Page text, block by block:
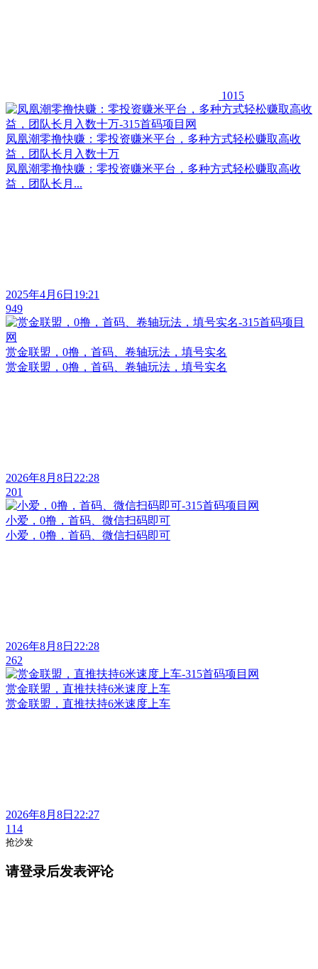
1015
凤凰潮零撸快赚：零投资赚米平台，多种方式轻松赚取高收
益，团队长月入数十万
凤凰潮零撸快赚：零投资赚米平台，多种方式轻松赚取高收
益，团队长月...
2025年4月6日19:21
949
赏金联盟，0撸，首码、卷轴玩法，填号实名
赏金联盟，0撸，首码、卷轴玩法，填号实名
2026年8月8日22:28
201
小爱，0撸，首码、微信扫码即可
小爱，0撸，首码、微信扫码即可
2026年8月8日22:28
262
赏金联盟，直推扶持6米速度上车
赏金联盟，直推扶持6米速度上车
2026年8月8日22:27
114
抢沙发
请登录后发表评论